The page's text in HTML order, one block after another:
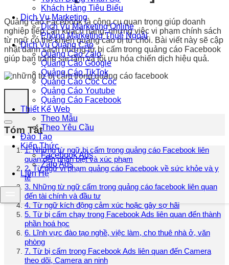
Khách Hàng Tiêu Biểu
Dịch Vụ Marketing
Dịch Vụ Marketing Online
Phòng Marketing Thuê Ngoài
Dịch Vụ Quảng Cáo
Quảng Cáo Zalo
Quảng Cáo Google
Quảng Cáo TikTok
Quảng Cáo Cốc Cốc
Quảng Cáo Youtube
Quảng Cáo Facebook
Thiết Kế Web
Theo Mẫu
Theo Yêu Cầu
Đào Tạo
Kiến Thức
Facebook Ads
Zalo Ads
Liên Hệ
Quảng cáo Facebook là công cụ quan trọng giúp doanh
nghiệp tiếp cận khách hàng, nhưng việc vi phạm chính sách
từ ngữ có thể khiến quảng cáo bị từ chối. Bài viết này sẽ cập
nhật danh sách những từ bị cấm trong quảng cáo Facebook
giúp bạn tránh sai lầm và tối ưu hóa chiến dịch hiệu quả.
Tóm Tắt
1. Những từ ngữ bị cấm trong quảng cáo Facebook liên
quan đến phân biệt và xúc phạm
2. Từ ngữ vi phạm quảng cáo Facebook về sức khỏe và y
tế
3. Những từ ngữ cấm trong quảng cáo facebook liên quan
đến tài chính và đầu tư
4. Từ ngữ kích động cảm xúc hoặc gây sợ hãi
5. Từ bị cấm chạy trong Facebook Ads liên quan đến thành
phần hoá học
6. Lĩnh vực đào tạo nghề, việc làm, cho thuê nhà ở, văn
phòng
7. Từ bị cấm trong Facebook Ads liên quan đến Camera
theo dõi, Camera an ninh